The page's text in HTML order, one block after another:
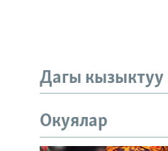
Дагы кызыктуу
Окуялар